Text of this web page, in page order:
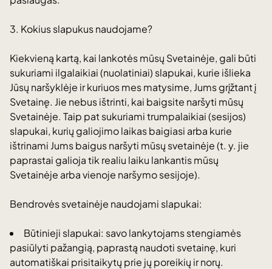
3. Kokius slapukus naudojame?
Kiekvieną kartą, kai lankotės mūsų Svetainėje, gali būti
sukuriami ilgalaikiai (nuolatiniai) slapukai, kurie išlieka
Jūsų naršyklėje ir kuriuos mes matysime, Jums grįžtant į
Svetainę. Jie nebus ištrinti, kai baigsite naršyti mūsų
Svetainėje. Taip pat sukuriami trumpalaikiai (sesijos)
slapukai, kurių galiojimo laikas baigiasi arba kurie
ištrinami Jums baigus naršyti mūsų svetainėje (t. y. jie
paprastai galioja tik realiu laiku lankantis mūsų
Svetainėje arba vienoje naršymo sesijoje).
Bendrovės svetainėje naudojami slapukai:
Būtinieji slapukai: savo lankytojams stengiamės
pasiūlyti pažangią, paprastą naudoti svetainę, kuri
automatiškai prisitaikytų prie jų poreikių ir norų.